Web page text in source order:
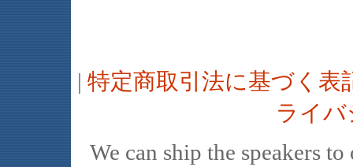
| 特定商取引法に基づく表
ライ
We can ship the speakers